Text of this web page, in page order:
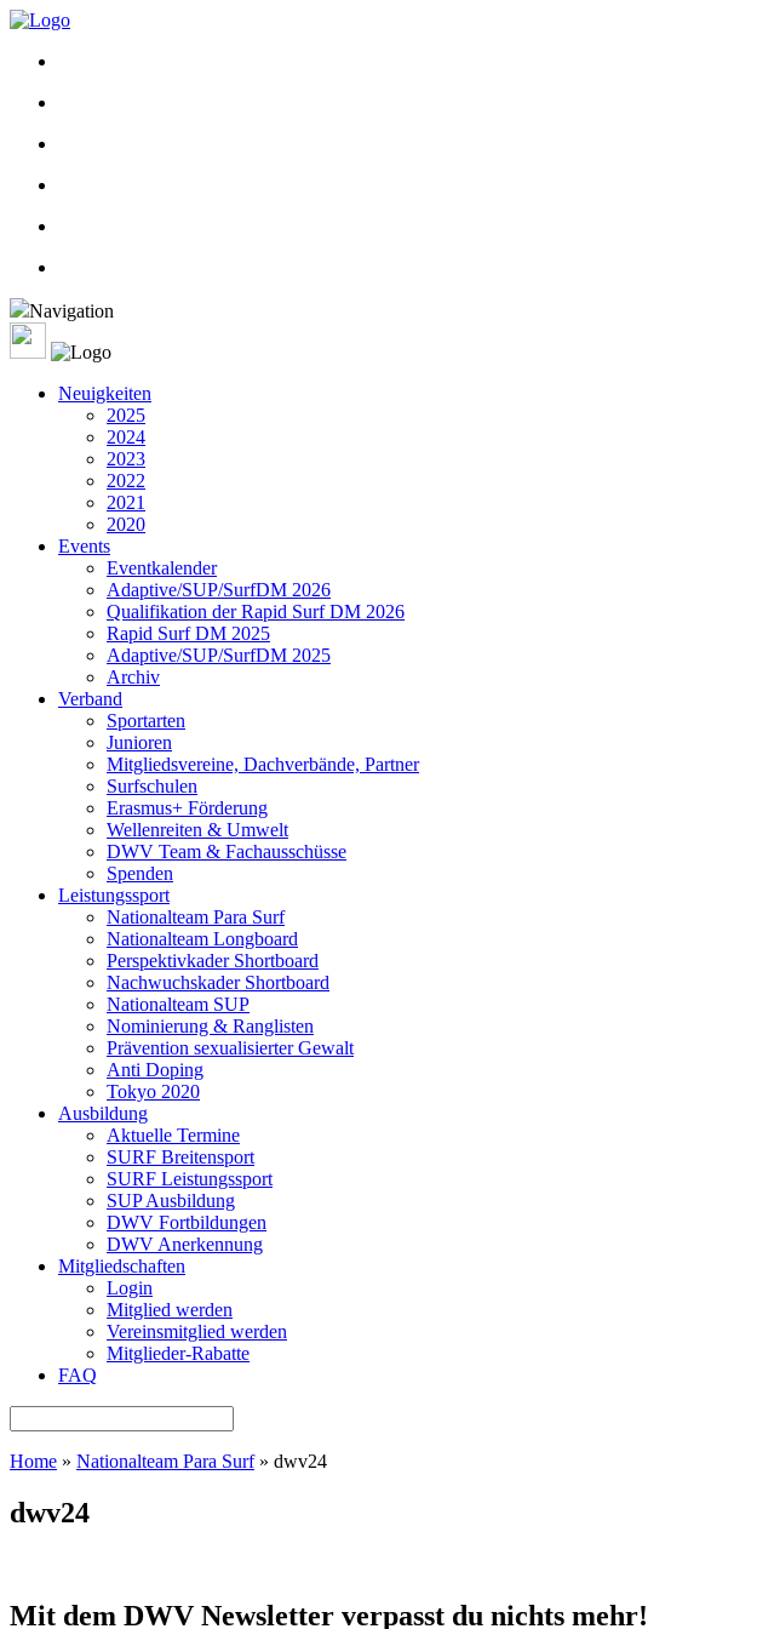
Navigation
Neuigkeiten
2025
2024
2023
2022
2021
2020
Events
Eventkalender
Adaptive/SUP/SurfDM 2026
Qualifikation der Rapid Surf DM 2026
Rapid Surf DM 2025
Adaptive/SUP/SurfDM 2025
Archiv
Verband
Sportarten
Junioren
Mitgliedsvereine, Dachverbände, Partner
Surfschulen
Erasmus+ Förderung
Wellenreiten & Umwelt
DWV Team & Fachausschüsse
Spenden
Leistungssport
Nationalteam Para Surf
Nationalteam Longboard
Perspektivkader Shortboard
Nachwuchskader Shortboard
Nationalteam SUP
Nominierung & Ranglisten
Prävention sexualisierter Gewalt
Anti Doping
Tokyo 2020
Ausbildung
Aktuelle Termine
SURF Breitensport
SURF Leistungssport
SUP Ausbildung
DWV Fortbildungen
DWV Anerkennung
Mitgliedschaften
Login
Mitglied werden
Vereinsmitglied werden
Mitglieder-Rabatte
FAQ
Home » Nationalteam Para Surf» dwv24
dwv24
Mit dem DWV Newsletter verpasst du nichts mehr!